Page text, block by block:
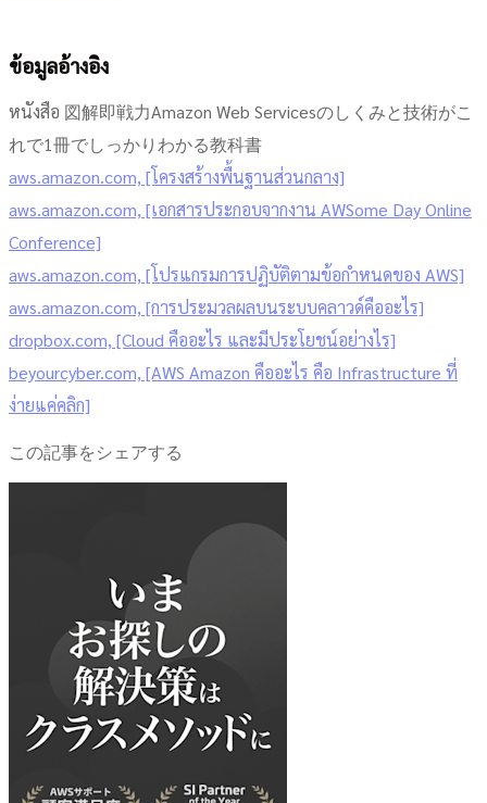
ข้อมูลอ้างอิง
หนังสือ 図解即戦力Amazon Web Servicesのしくみと技術がこ
れで1冊でしっかりわかる教科書
aws.amazon.com, [โครงสร้างพื้นฐานส่วนกลาง]
aws.amazon.com, [เอกสารประกอบจากงาน AWSome Day Online
Conference]
aws.amazon.com, [โปรแกรมการปฏิบัติตามข้อกำหนดของ AWS]
aws.amazon.com, [การประมวลผลบนระบบคลาวด์คืออะไร]
dropbox.com, [Cloud คืออะไร และมีประโยชน์อย่างไร]
beyourcyber.com, [AWS Amazon คืออะไร คือ Infrastructure ที่
ง่ายแค่คลิก]
この記事をシェアする